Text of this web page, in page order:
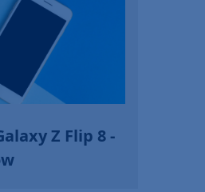
Z Flip 8 -